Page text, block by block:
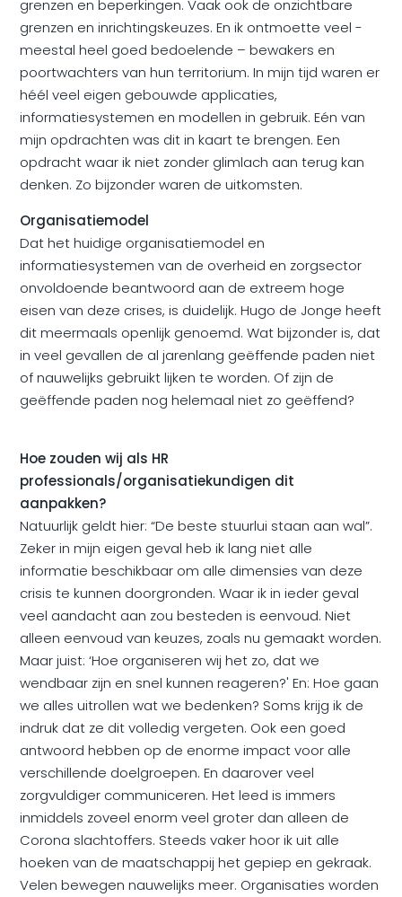
grenzen en beperkingen. Vaak ook de onzichtbare
grenzen en inrichtingskeuzes. En ik ontmoette veel -
meestal heel goed bedoelende – bewakers en
poortwachters van hun territorium. In mijn tijd waren er
héél veel eigen gebouwde applicaties,
informatiesystemen en modellen in gebruik. Eén van
mijn opdrachten was dit in kaart te brengen. Een
opdracht waar ik niet zonder glimlach aan terug kan
denken. Zo bijzonder waren de uitkomsten.
Organisatiemodel
Dat het huidige organisatiemodel en
informatiesystemen van de overheid en zorgsector
onvoldoende beantwoord aan de extreem hoge
eisen van deze crises, is duidelijk. Hugo de Jonge heeft
dit meermaals openlijk genoemd. Wat bijzonder is, dat
in veel gevallen de al jarenlang geëffende paden niet
of nauwelijks gebruikt lijken te worden. Of zijn de
geëffende paden nog helemaal niet zo geëffend?
Hoe zouden wij als HR
professionals/organisatiekundigen dit
aanpakken?
Natuurlijk geldt hier: “De beste stuurlui staan aan wal”.
Zeker in mijn eigen geval heb ik lang niet alle
informatie beschikbaar om alle dimensies van deze
crisis te kunnen doorgronden. Waar ik in ieder geval
veel aandacht aan zou besteden is eenvoud. Niet
alleen eenvoud van keuzes, zoals nu gemaakt worden.
Maar juist: ‘Hoe organiseren wij het zo, dat we
wendbaar zijn en snel kunnen reageren?' En: Hoe gaan
we alles uitrollen wat we bedenken? Soms krijg ik de
indruk dat ze dit volledig vergeten. Ook een goed
antwoord hebben op de enorme impact voor alle
verschillende doelgroepen. En daarover veel
zorgvuldiger communiceren. Het leed is immers
inmiddels zoveel enorm veel groter dan alleen de
Corona slachtoffers. Steeds vaker hoor ik uit alle
hoeken van de maatschappij het gepiep en gekraak.
Velen bewegen nauwelijks meer. Organisaties worden